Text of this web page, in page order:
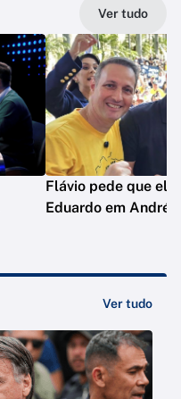
Ver tudo
Flávio pede que
Eduardo em André
Ver tudo